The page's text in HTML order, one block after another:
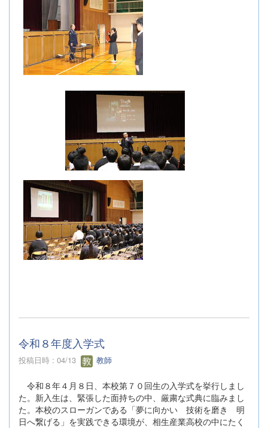
令和８年度入学式
投稿日時 : 04/13 教師
令和８年４月８日、本校第７０回生の入学式を挙行しまし
た。新入生は、緊張した面持ちの中、厳粛な式典に臨みまし
た。本校のスローガンである「夢に向かい 技術を磨き 明
日へ繋げる」を実践できる環境が、相生産業高校の中にたく